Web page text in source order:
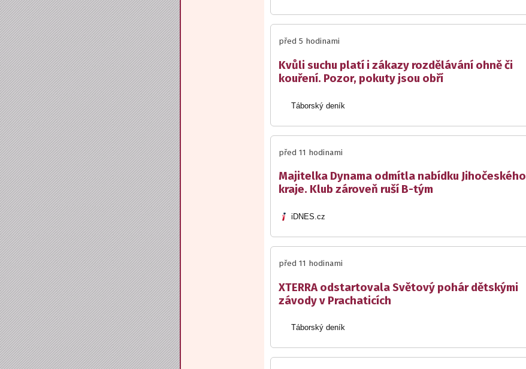
před 5 hodinami
Kvůli suchu platí i zákazy rozdělávání ohně či
kouření. Pozor, pokuty jsou obří
Táborský deník
před 11 hodinami
Majitelka Dynama odmítla nabídku Jihočeského
kraje. Klub zároveň ruší B-tým
iDNES.cz
před 11 hodinami
XTERRA odstartovala Světový pohár dětskými
závody v Prachaticích
Táborský deník